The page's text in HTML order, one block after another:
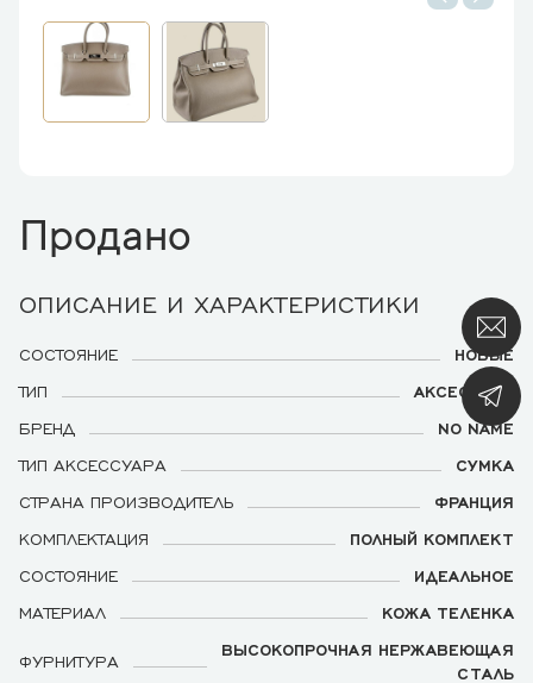
Продано
ОПИСАНИЕ И ХАРАКТЕРИСТИКИ
СОСТОЯНИЕ
НОВЫЕ
ТИП
АКСЕССУАР
БРЕНД
NO NAME
ТИП АКСЕССУАРА
СУМКА
СТРАНА ПРОИЗВОДИТЕЛЬ
ФРАНЦИЯ
КОМПЛЕКТАЦИЯ
ПОЛНЫЙ КОМПЛЕКТ
СОСТОЯНИЕ
ИДЕАЛЬНОЕ
МАТЕРИАЛ
КОЖА ТЕЛЕНКА
ФУРНИТУРА
ВЫСОКОПРОЧНАЯ НЕРЖАВЕЮЩАЯ
СТАЛЬ